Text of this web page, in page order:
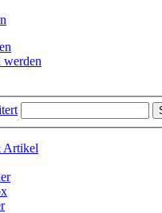
Artikel